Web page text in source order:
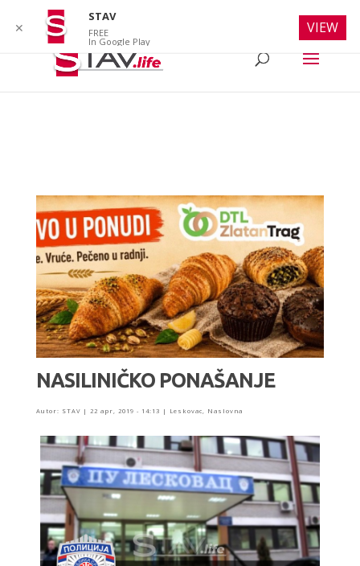
NASILINIČKO PONAŠANJE
Autor: STAV| 22 apr, 2019 - 14:13 | Leskovac Naslovna
✕
STAV
FREE
In Google Play
VIEW